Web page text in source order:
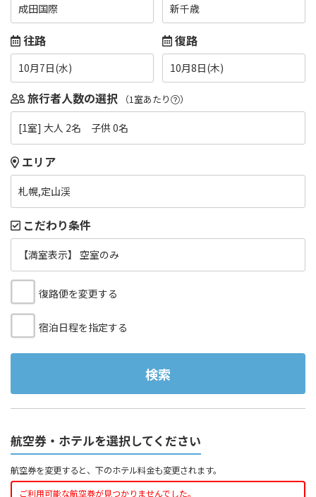
成田国際 新千歳
往路
10月7日(水)
復路
10月8日(木)
旅行者人数の選択 （1室あたり ）
[1室] 大人 2名 子供 0名
エリア
札幌,定山渓
こだわり条件
【満室表示】 空室のみ
復路便を変更する
宿泊日程を指定する
検索
航空券・ホテルを選択してください
航空券を変更すると、下のホテル料金も変更されます。
ご利用可能な航空券が見つかりませんでした。